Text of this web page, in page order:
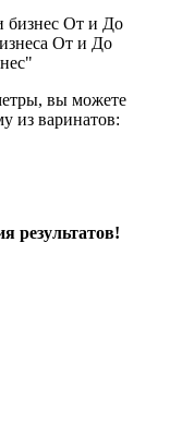
бизнес От и До
От и До
вы можете
из варинатов:
результатов!